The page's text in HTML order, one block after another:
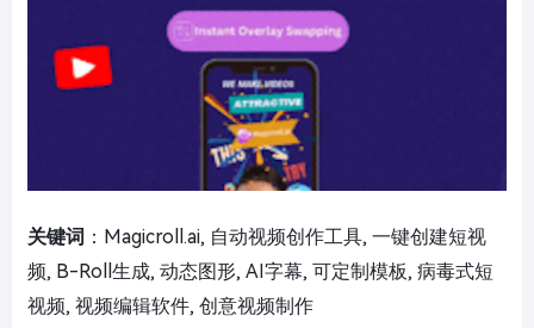
关键词 ：Magicroll.ai, 自动视频创作工具, 一键创建短视
频, B-Roll生成, 动态图形, AI字幕, 可定制模板, 病毒式短
视频, 视频编辑软件, 创意视频制作